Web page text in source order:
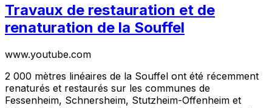
Travaux de restauration et de
renaturation de la Souffel
www.youtube.com
2 000 mètres linéaires de la Souffel ont été récemment
renaturés et restaurés sur les communes de
Fessenheim, Schnersheim, Stutzheim-Offenheim et